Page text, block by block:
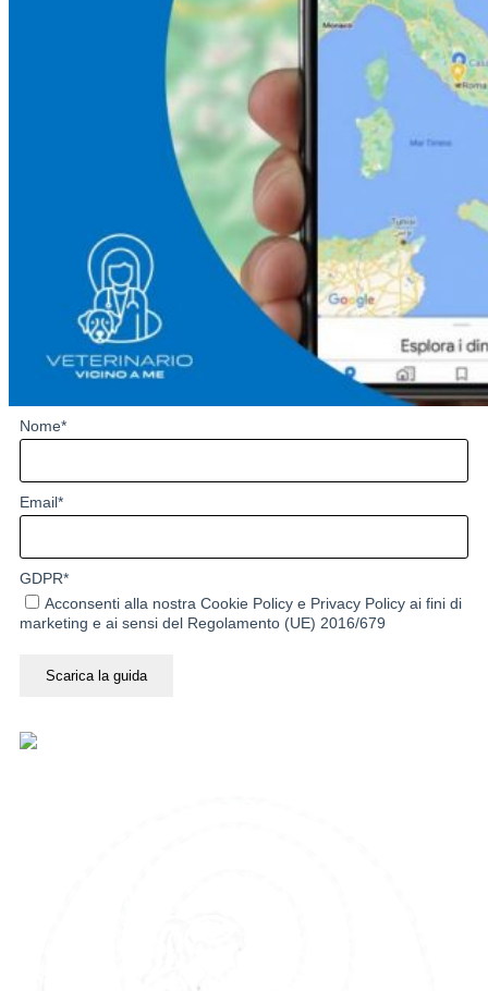
Nome*
Email*
GDPR*
Acconsenti alla nostra Cookie Policy e Privacy Policy ai fini di
marketing e ai sensi del Regolamento (UE) 2016/679
Scarica la guida